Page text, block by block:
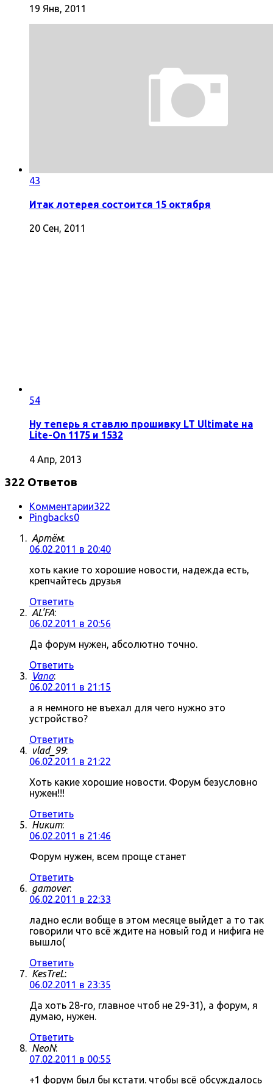
19 Янв, 2011
43
Итак лотерея состоится 15 октября
20 Сен, 2011
54
Ну теперь я ставлю прошивку LT Ultimate на
Lite-On 1175 и 1532
4 Апр, 2013
322 Ответов
Комментарии322
Pingbacks0
Артём:
06.02.2011 в 20:40
хоть какие то хорошие новости, надежда есть,
крепчайтесь друзья
Ответить
AL'FA:
06.02.2011 в 20:56
Да форум нужен, абсолютно точно.
Ответить
Vano:
06.02.2011 в 21:15
а я немного не въехал для чего нужно это
устройство?
Ответить
vlad_99:
06.02.2011 в 21:22
Хоть какие хорошие новости. Форум безусловно
нужен!!!
Ответить
Никит:
06.02.2011 в 21:46
Форум нужен, всем проще станет
Ответить
gamover:
06.02.2011 в 22:33
ладно если вобще в этом месяце выйдет а то так
говорили что всё ждите на новый год и нифига не
вышло(
Ответить
KesTreL:
06.02.2011 в 23:35
Да хоть 28-го, главное чтоб не 29-31), а форум, я
думаю, нужен.
Ответить
NeoN:
07.02.2011 в 00:55
+1 форум был бы кстати. чтобы всё обсуждалось